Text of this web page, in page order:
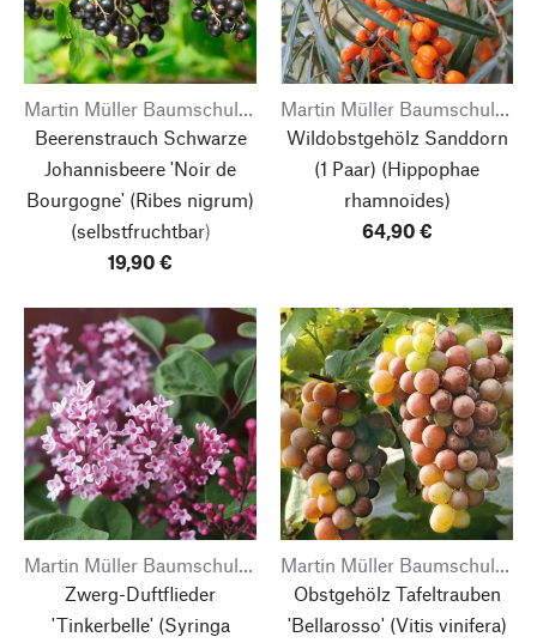
Martin Müller Baumschulen
Beerenstrauch Schwarze
Johannisbeere 'Noir de
Bourgogne' (Ribes nigrum)
(selbstfruchtbar)
19,90 €
Martin Müller Baumschulen
Wildobstgehölz Sanddorn
(1 Paar) (Hippophae
rhamnoides)
64,90 €
Martin Müller Baumschulen
Zwerg-Duftflieder
'Tinkerbelle'(Syringa
Martin Müller Baumschulen
Obstgehölz Tafeltrauben
'Bellarosso'(Vitis vinifera)